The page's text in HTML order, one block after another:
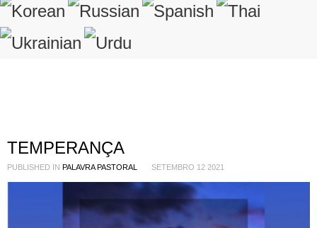
TEMPERANÇA
PUBLISHED IN PALAVRA PASTORAL SETEMBRO 12 2021